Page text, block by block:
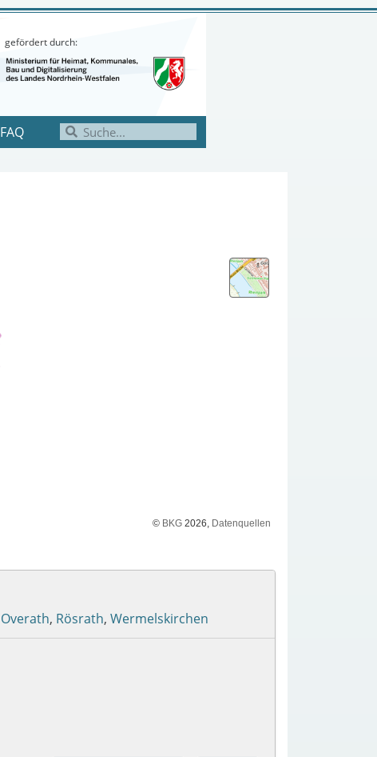
gefördert durch:
FAQ
© BKG 2026, Datenquellen
Overath, Rösrath, Wermelskirchen